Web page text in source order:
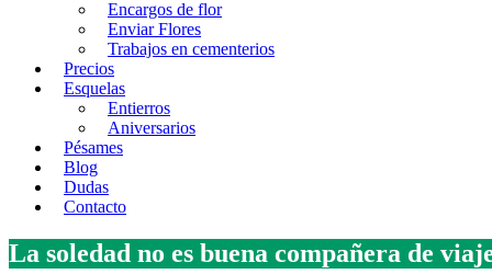
Encargos de flor
Enviar Flores
Trabajos en cementerios
Precios
Esquelas
Entierros
Aniversarios
Pésames
Blog
Dudas
Contacto
La soledad no es buena compañera de